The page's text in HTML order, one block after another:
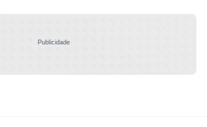
Publicidade